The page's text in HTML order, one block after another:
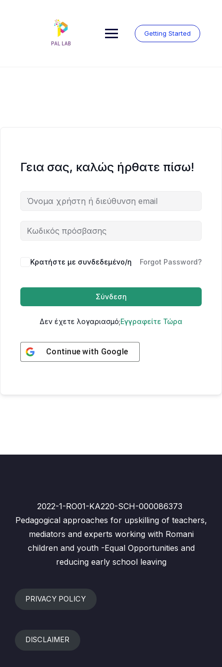
Getting Started
Γεια σας, καλώς ήρθατε πίσω!
Κρατήστε με συνδεδεμένο/η Forgot Password?
Σύνδεση
Δεν έχετε λογαριασμό;Εγγραφείτε Τώρα
Continue with Google
2022-1-RO01-KA220-SCH-000086373
Pedagogical approaches for upskilling of teachers,
mediators and experts working with Romani
children and youth -Equal Opportunities and
reducing early school leaving
PRIVACY POLICY
DISCLAIMER